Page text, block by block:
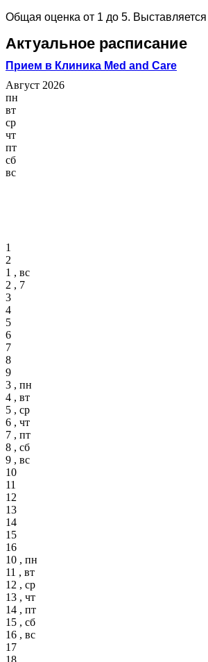
Общая оценка от 1 до 5.
Актуальное расписание
Прием в Клиника Med and Care
Август 2026
пн
вт
ср
чт
пт
сб
вс
1
2
1 , вс
2 , 7
3
4
5
6
7
8
9
3 , пн
4 , вт
5 , ср
6 , чт
7 , пт
8 , сб
9 , вс
10
11
12
13
14
15
16
10 , пн
11 , вт
12 , ср
13 , чт
14 , пт
15 , сб
16 , вс
17
18